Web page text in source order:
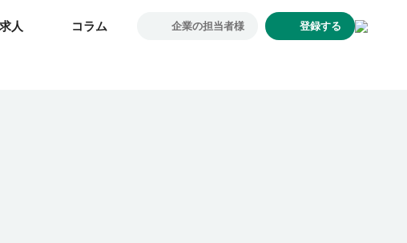
人 コラム 企業の担当者様 登録する
人 コラム 企業の担当者様 登録する